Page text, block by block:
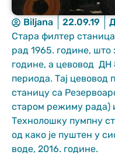
Biljana 22.09.19
Стара филтер
рад 1965. године, што
године, а цевовод ДН
периода. Тај цевовод
станицу са
старом режиму рада)
Технолошку пумпну
од како је пуштен у
воде, 2016. године.
Неопходно
These
cookies are
not optional.
They are
needed for
the website
to function.
Статистика
In order for us